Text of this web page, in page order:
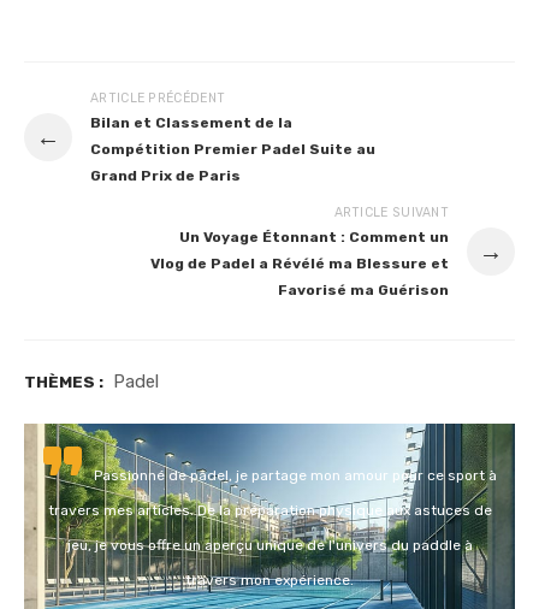
←
ARTICLE PRÉCÉDENT
Bilan et Classement de la
Compétition Premier Padel Suite au
Grand Prix de Paris
ARTICLE SUIVANT
Un Voyage Étonnant : Comment un
Vlog de Padel a Révélé ma Blessure et
Favorisé ma Guérison
→
THÈMES : Padel
Passionné de padel, je partage mon amour pour ce sport à
travers mes articles. De la préparation physique aux astuces de
jeu, je vous offre un aperçu unique de l'univers du paddle à
travers mon expérience.